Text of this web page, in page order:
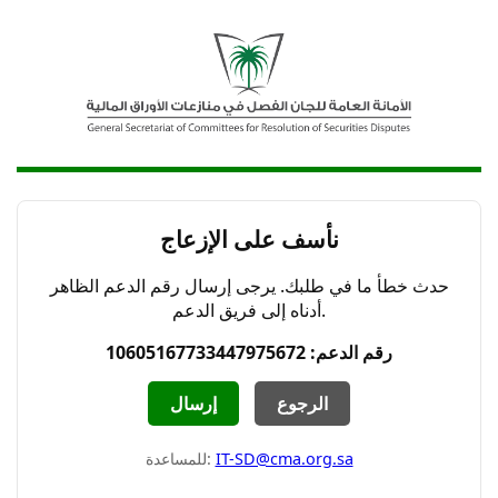
نأسف على الإزعاج
حدث خطأ ما في طلبك. يرجى إرسال رقم الدعم الظاهر
أدناه إلى فريق الدعم.
رقم الدعم: 10605167733447975672
إرسال الرجوع
للمساعدة: IT-SD@cma.org.sa